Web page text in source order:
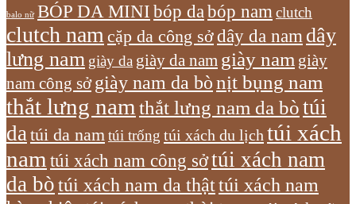
balo nữ BÓP DA MINI bóp dabóp nam clutch
clutch nam cặp da công sởdây da nam dây
lưng nam giày da giày da nam giày nam giày
nam công sở giày nam da bònịt bụng nam
thắt lưng nam thắt lưng nam da bòtúi
datúi da namtúi trống túi xách du lịch túi xách
nam túi xách nam công sởtúi xách nam
da bòtúi xách nam da thậttúi xách nam